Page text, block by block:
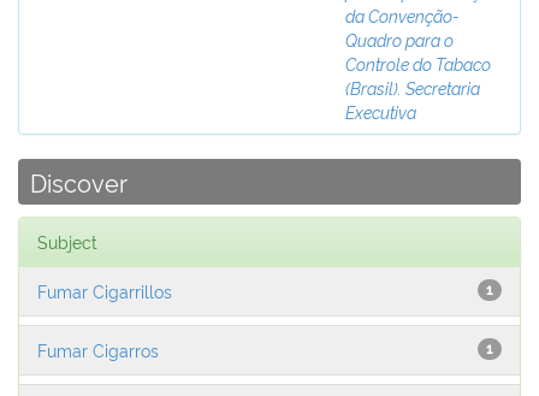
da Convenção-
Quadro para o
Controle do Tabaco
(Brasil). Secretaria
Executiva
Discover
Subject
1
Fumar Cigarrillos
1
Fumar Cigarros